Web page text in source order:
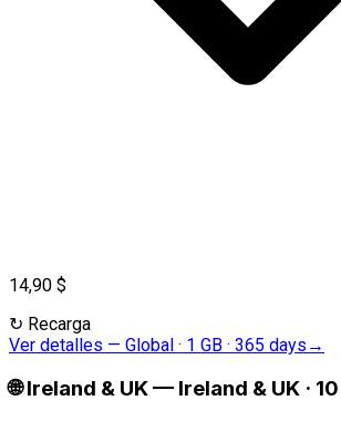
14,90 $
↻ Recarga
Ver detalles — Global · 1 GB · 365 days →
🌐 Ireland & UK— Ireland & UK ·